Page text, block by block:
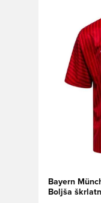
Bayern
Boljša